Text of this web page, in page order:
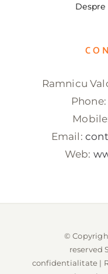
Despre
Ramnicu
Phone:
Email:
Web:
©
reserved
confidentialitate |